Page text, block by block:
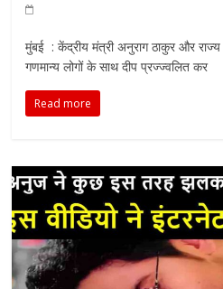
मुंबई : केंद्रीय मंत्री अनुराग ठाकुर और राज्य
गणमान्य लोगों के साथ दीप प्रज्ज्वलित कर
Read more